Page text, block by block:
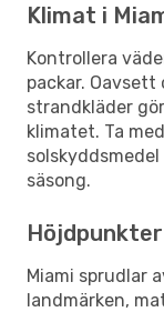
Klimat i
Kontrollera
packar.
strandkläder
klimatet. Ta
säsong.
Miami sprudlar
landmärken,